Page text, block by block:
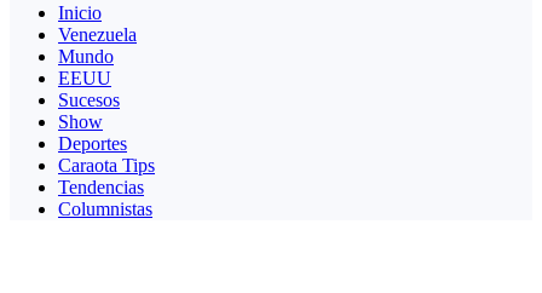
Inicio
Venezuela
Mundo
EEUU
Sucesos
Show
Deportes
Caraota Tips
Tendencias
Columnistas